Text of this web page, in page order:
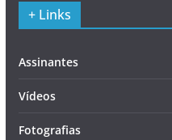
+ Links
Assinantes
Vídeos
Fotografias